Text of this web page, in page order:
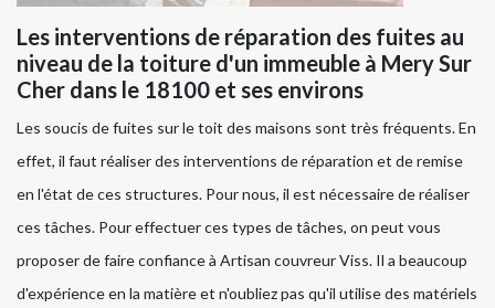
Les interventions de réparation des fuites au
niveau de la toiture d'un immeuble à Mery Sur
Cher dans le 18100 et ses environs
Les soucis de fuites sur le toit des maisons sont très fréquents. En
effet, il faut réaliser des interventions de réparation et de remise
en l'état de ces structures. Pour nous, il est nécessaire de réaliser
ces tâches. Pour effectuer ces types de tâches, on peut vous
proposer de faire confiance à Artisan couvreur Viss. Il a beaucoup
d'expérience en la matière et n'oubliez pas qu'il utilise des matériels